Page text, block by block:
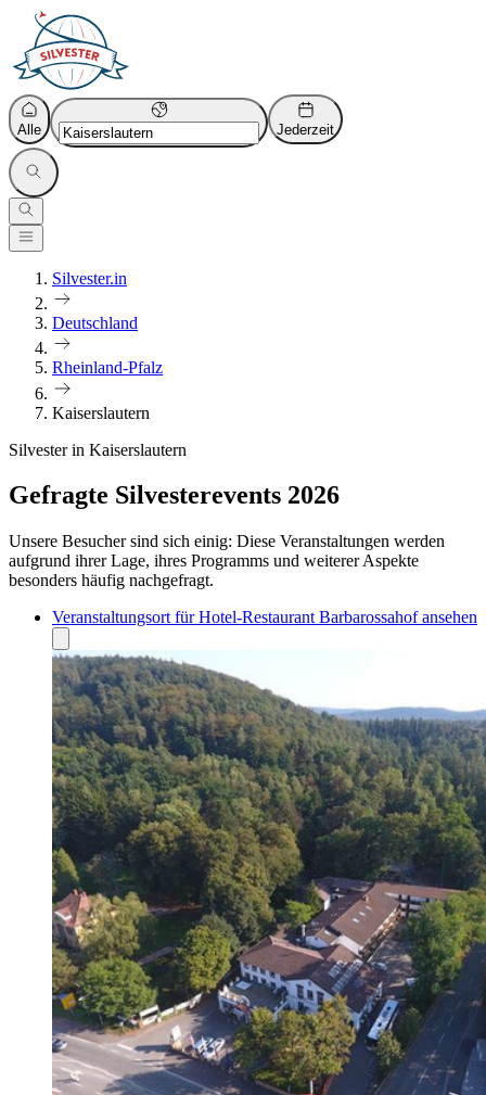
Alle Jederzeit
Silvester.in
Deutschland
Rheinland-Pfalz
Kaiserslautern
Silvester in Kaiserslautern
Gefragte Silvesterevents 2026
Unsere Besucher sind sich einig: Diese Veranstaltungen werden
aufgrund ihrer Lage, ihres Programms und weiterer Aspekte
besonders häufig nachgefragt.
Veranstaltungsort für Hotel-Restaurant Barbarossahof ansehen